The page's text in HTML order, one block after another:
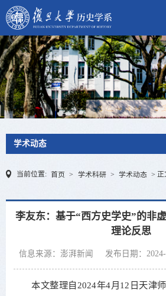
学术动态
当前位置: 首页 > 学术科研 > 学术动态 > 正
李友东：基于“西方史学史”的非
理论反思
信息来源：澎湃新闻 发布日期：
本文整理自2024年4月12日天津